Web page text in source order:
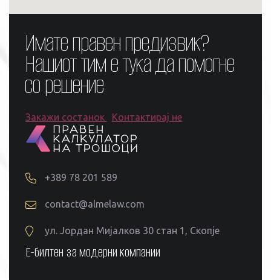
Имате правен предизвик?
Нашиот тим е тука да помогне
со решение
Закажи состанок Контактирај не
+389 78 201 589
contact@almelaw.com
ул. Јордан Мијалков 30 стан 1, Скопје
Е-билтен за модерни компании